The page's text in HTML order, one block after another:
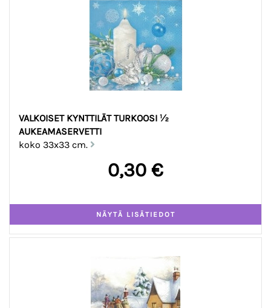
VALKOISET KYNTTILÄT TURKOOSI ½
AUKEAMASERVETTI
koko 33x33 cm.
0,30 €